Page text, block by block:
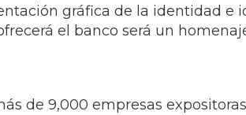
gráfica de la identidad e
el banco será un
de 9,000 empresas